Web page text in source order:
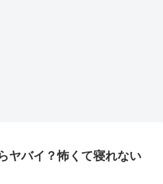
ヤバイ？怖くて寝れない